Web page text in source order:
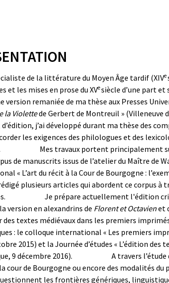
de la littérature du Moyen Âge tardif (XIVe
et les mises en prose du XVesiècle d’une part et
version remaniée de ma thèse aux Presses
la Violettede Gerbert de Montreuil » (Villeneuve
j’ai développé durant ma thèse des
les exigences des philologues et des
Mes travaux portent principalement
de manuscrits issus de l’atelier du Maître de
« L’art du récit à la Cour de Bourgogne :
plusieurs articles qui abordent ce corpus
Je prépare actuellement l'édition
version en alexandrins de Florent et Octavienet
des textes médiévaux dans les premiers
: le colloque international « Les premiers
2015) et la Journée d’études « L’édition
9 décembre 2016).
A travers l’étude
cour de Bourgogne ou encore des modalités
les frontières génériques,